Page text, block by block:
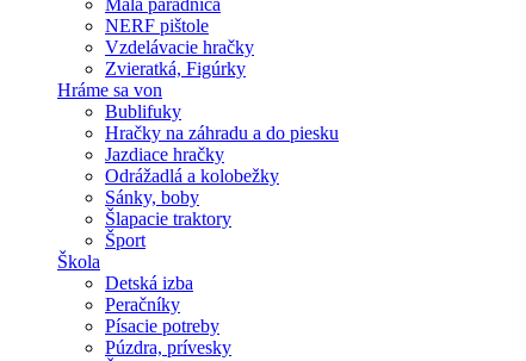
Malá parádnica
NERF pištole
Vzdelávacie hračky
Zvieratká, Figúrky
Hráme sa von
Bublifuky
Hračky na záhradu a do piesku
Jazdiace hračky
Odrážadlá a kolobežky
Sánky, boby
Šlapacie traktory
Šport
Škola
Detská izba
Peračníky
Písacie potreby
Púzdra, prívesky